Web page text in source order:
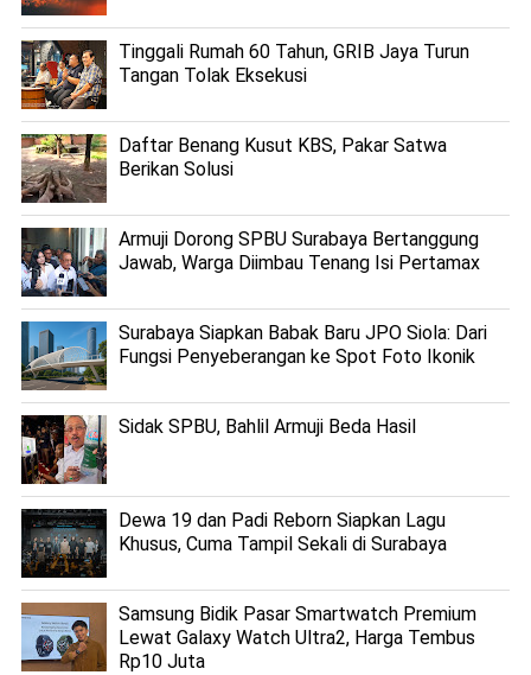
Tinggali Rumah 60 Tahun, GRIB Jaya Turun
Tangan Tolak Eksekusi
Daftar Benang Kusut KBS, Pakar Satwa
Berikan Solusi
Armuji Dorong SPBU Surabaya Bertanggung
Jawab, Warga Diimbau Tenang Isi Pertamax
Surabaya Siapkan Babak Baru JPO Siola: Dari
Fungsi Penyeberangan ke Spot Foto Ikonik
Sidak SPBU, Bahlil Armuji Beda Hasil
Dewa 19 dan Padi Reborn Siapkan Lagu
Khusus, Cuma Tampil Sekali di Surabaya
Samsung Bidik Pasar Smartwatch Premium
Lewat Galaxy Watch Ultra2, Harga Tembus
Rp10 Juta